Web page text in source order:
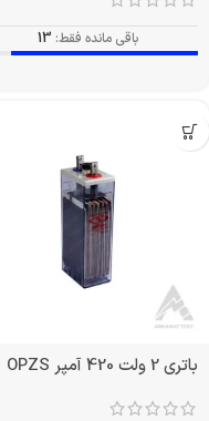
باقی مانده فقط: 13
باتری 2 ولت 420 آمپر OPZS